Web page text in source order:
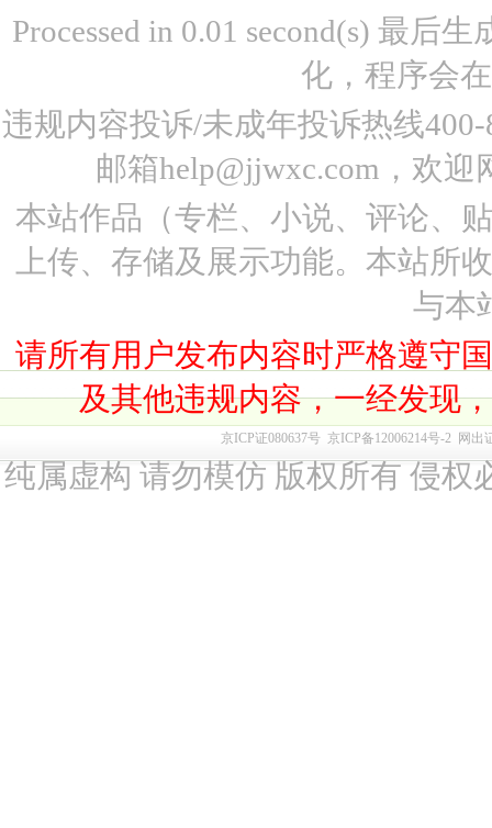
Processed in 0.01 second(s) 最后
化，程序会
违规内容投诉/未成年投诉热线
邮箱help@jjwxc.com，欢
本站作品（专栏、小说、评论、
上传、存储及展示功能。本站所
与本
请所有用户发布内容时严格遵守
及其他违规内容，一经发现
京ICP证080637号 京ICP备12006214号-2 网出
纯属虚构 请勿模仿 版权所有 侵权